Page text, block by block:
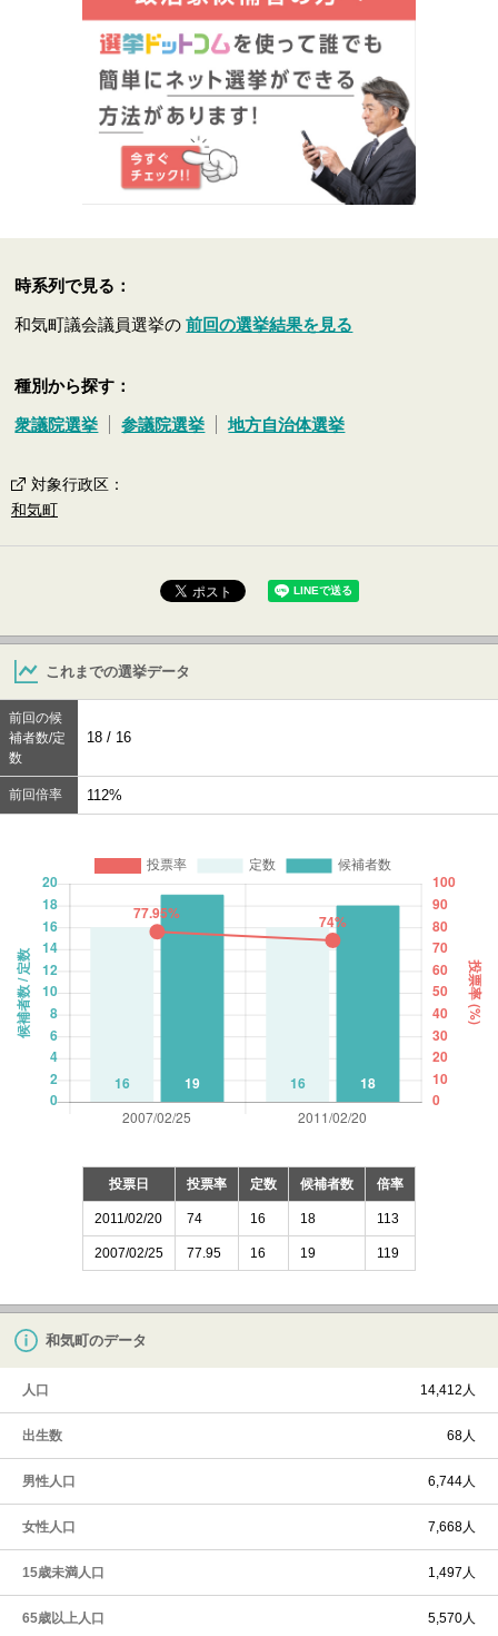
時系列で見る：
和気町議会議員選挙の前回の選挙結果を見る
種別から探す：
衆議院選挙 参議院選挙 地方自治体選挙
対象行政区 ：
和気町
これまでの選挙データ
前回の候
補者数/定
数
18 / 16
前回倍率 112%
投票日 投票率 定数 候補者数 倍率
2011/02/20 74 16 18 113
2007/02/25 77.95 16 19 119
和気町のデータ
人口 14,412人
出生数 68人
男性人口 6,744人
女性人口 7,668人
15歳未満人口 1,497人
65歳以上人口 5,570人